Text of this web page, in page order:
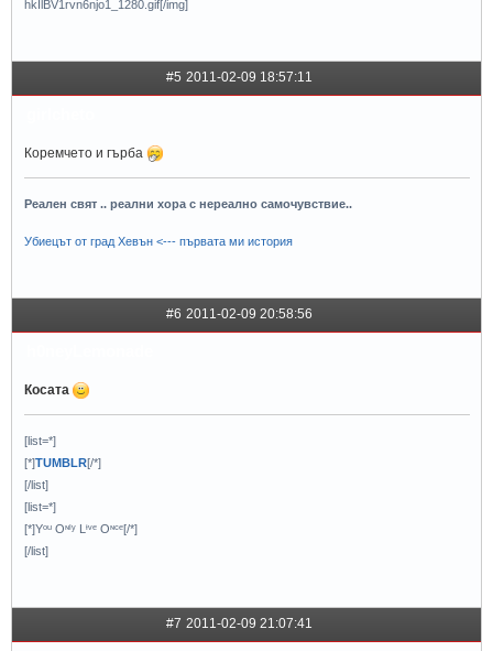
hkIlBV1rvn6njo1_1280.gif[/img]
#5 2011-02-09 18:57:11
Коремчето и гърба
Реален свят .. реални хора с нереално самочувствие..
Убиецът от град Хевън <--- първата ми история
#6 2011-02-09 20:58:56
Косата
[list=*]
[*]TUMBLR[/*]
[/list]
[list=*]
[*]Yᵒᵘ Oᶰˡʸ Lᶤᵛᵉ Oᶰᶜᵉ[/*]
[/list]
#7 2011-02-09 21:07:41